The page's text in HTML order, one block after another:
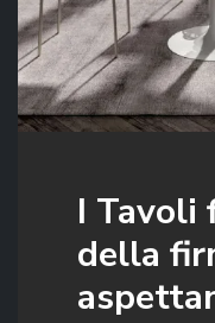
I Tavoli
della